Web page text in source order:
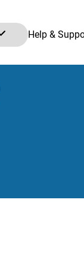
Help &